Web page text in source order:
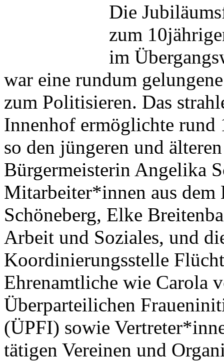
Die
zum
im
war eine rundum
zum Politisieren. Das
Innenhof ermöglichte rund
so den jüngeren und
Bürgermeisterin Angelika
Mitarbeiter*innen aus dem
Schöneberg, Elke
Arbeit und Soziales, und
Koordinierungsstelle
Ehrenamtliche wie Carola
Überparteilichen
(ÜPFI) sowie
tätigen Vereinen und